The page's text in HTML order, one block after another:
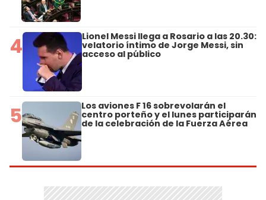
4 Lionel Messi llega a Rosario a las 20.30:
velatorio íntimo de Jorge Messi, sin
acceso al público
5 Los aviones F 16 sobrevolarán el
centro porteño y el lunes participarán
de la celebración de la Fuerza Aérea